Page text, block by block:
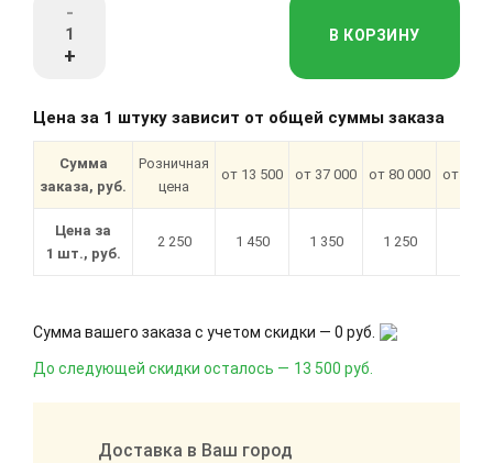
-
+
В КОРЗИНУ
Цена за 1 штуку зависит от общей суммы заказа
Сумма
заказа, руб.
Розничная
цена
от 13 500 от 37 000 от 80 000 от 180
Цена за
1 шт., руб.
2 250 1 450 1 350 1 250
Сумма вашего заказа с учетом скидки — 0 руб.
До следующей скидки осталось — 13 500 руб.
Доставка в Ваш город